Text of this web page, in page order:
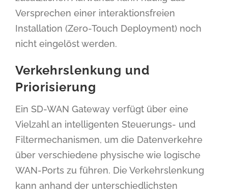
Versprechen einer interaktionsfreien
Installation (Zero-Touch Deployment) noch
nicht eingelöst werden.
Verkehrslenkung und
Priorisierung
Ein SD-WAN Gateway verfügt über eine
Vielzahl an intelligenten Steuerungs- und
Filtermechanismen, um die Datenverkehre
über verschiedene physische wie logische
WAN-Ports zu führen. Die Verkehrslenkung
kann anhand der unterschiedlichsten